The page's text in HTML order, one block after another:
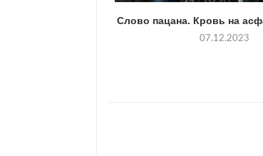
Слово пацана. Кровь на
07.12.2023